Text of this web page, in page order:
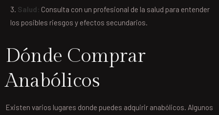
Salud: Consulta con un profesional de la salud para entender
los posibles riesgos y efectos secundarios.
Dónde Comprar
Anabólicos
Existen varios lugares donde puedes adquirir anabólicos. Algunos